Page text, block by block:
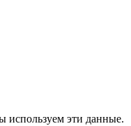
используем эти данные.